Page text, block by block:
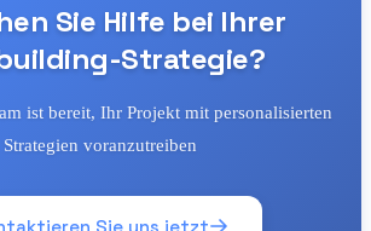
Sie Hilfe bei Ihrer
Strategie?
ist bereit, Ihr Projekt mit personalisierten
Strategien voranzutreiben